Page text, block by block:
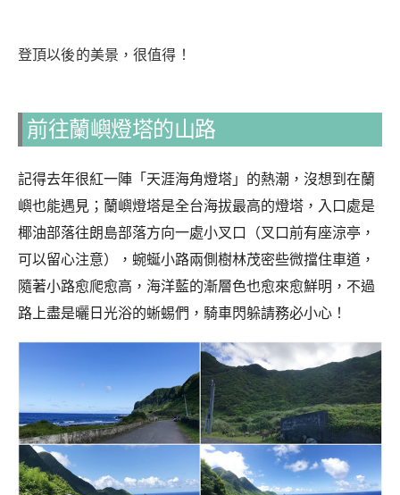
登頂以後的美景，很值得！
前往蘭嶼燈塔的山路
記得去年很紅一陣「天涯海角燈塔」的熱潮，沒想到在蘭
嶼也能遇見；蘭嶼燈塔是全台海拔最高的燈塔，入口處是
椰油部落往朗島部落方向一處小叉口（叉口前有座涼亭，
可以留心注意），蜿蜒小路兩側樹林茂密些微擋住車道，
隨著小路愈爬愈高，海洋藍的漸層色也愈來愈鮮明，不過
路上盡是曬日光浴的蜥蜴們，騎車閃躲請務必小心！